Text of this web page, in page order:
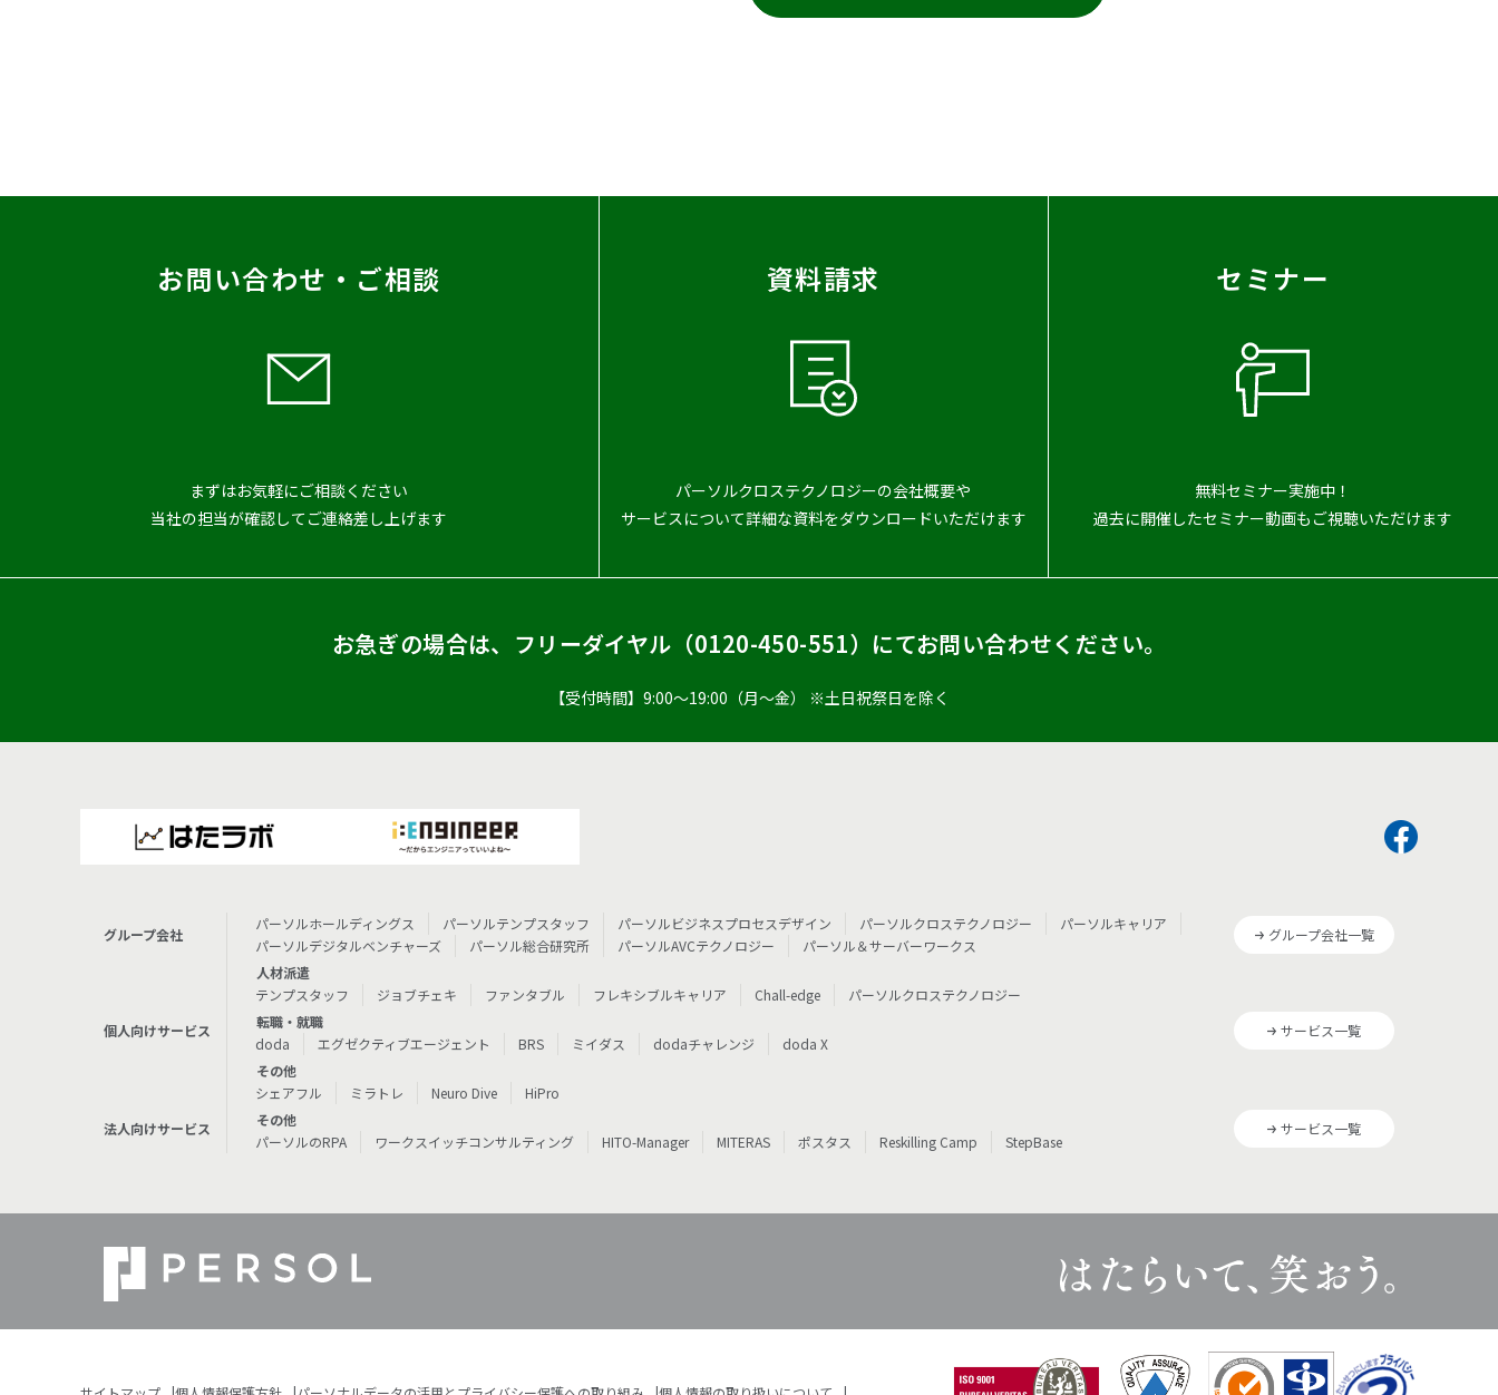
お問い合わせ・ご相談
まずはお気軽にご相談ください
当社の担当が確認してご連絡差し上げます
資料請求
パーソルクロステクノロジーの会社概要や
サービスについて詳細な資料をダウンロードいただけます
セミナー
無料セミナー実施中！
過去に開催したセミナー動画もご視聴いただけます
お急ぎの場合は、フリーダイヤル（0120-450-551） にてお問い合わせください。
【受付時間】9:00〜19:00（月〜金） ※土日祝祭日を除く
グループ会社
パーソルホールディングス パーソルテンプスタッフ パーソルビジネスプロセスデザイン パーソルクロステクノロジー
パーソルキャリア
パーソルデジタルベンチャーズ
パーソル総合研究所 パーソルAVCテクノロジー パーソル＆サーバーワークス
グループ会社一覧
個人向けサービス
人材派遣
テンプスタッフ
ジョブチェキ ファンタブル フレキシブルキャリア Chall-edge
パーソルクロステクノロジー
転職・就職
doda
エグゼクティブエージェント BRS ミイダス dodaチャレンジ
doda X
その他
シェアフル
ミラトレ Neuro Dive HiPro
サービス一覧
法人向けサービス
その他
パーソルのRPA
ワークスイッチコンサルティング HITO-Manager MITERAS ポスタス Reskilling Camp StepBase
サービス一覧